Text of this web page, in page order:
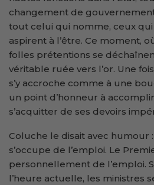
changement de
tout celui qui nomme, ceux
aspirent à l’être. Ce moment,
folles prétentions se
véritable ruée vers l’or. Une
s’y accroche comme à une
un point d’honneur à
s’acquitter de ses devoirs
Coluche le disait avec humour
s’occupe de l’emploi. Le
personnellement de l’emploi.
l’heure actuelle, les ministres